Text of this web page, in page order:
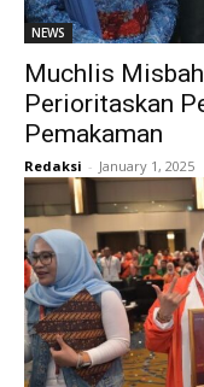
NEWS
Muchlis
Perioritaskan
Pemakaman
Redaksi - January 1, 2025